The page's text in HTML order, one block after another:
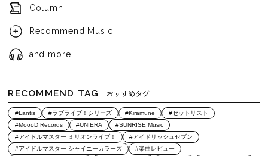
Column
Recommend Music
and more
RECOMMEND TAG おすすめタグ
#Lantis #ラブライブ！シリーズ #Kiramune
#セットリスト
#MoooD Records
#UNIERA
#SUNRISE Music
#アイドルマスター ミリオンライブ！
#アイドリッシュセブン
#アイドルマスター シャイニーカラーズ
#楽曲レビュー